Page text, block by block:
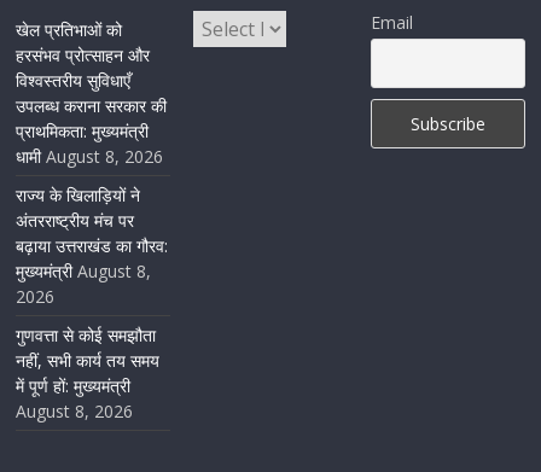
केंद्रीय रेल मंत्री ने मुख्यमंत्री के अनुरोध पर बनबसा रेलवे स्टेशन पर
अमृतसर–टनकपुर एक्सप्रेस के ठहराव को स्वीकृति
खेल प्रतिभाओं को
हरसंभव प्रोत्साहन और
विश्वस्तरीय सुविधाएँ
उपलब्ध कराना सरकार की
प्राथमिकता: मुख्यमंत्री
धामी August 8, 2026
राज्य के खिलाड़ियों ने
अंतरराष्ट्रीय मंच पर
बढ़ाया उत्तराखंड का गौरव:
मुख्यमंत्री August 8,
2026
गुणवत्ता से कोई समझौता
नहीं, सभी कार्य तय समय
में पूर्ण हों: मुख्यमंत्री
August 8, 2026
Email